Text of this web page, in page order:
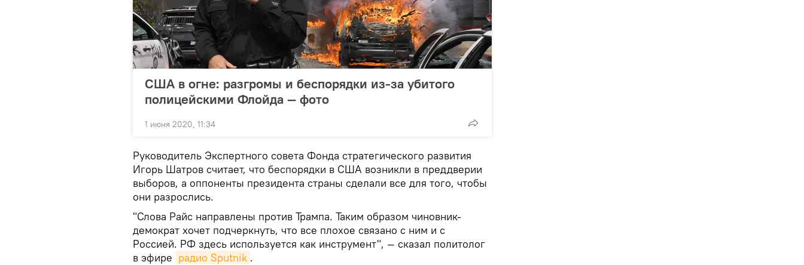
США в огне: разгромы и беспорядки из-за убитого
полицейскими Флойда — фото
1 июня 2020, 11:34
Руководитель Экспертного совета Фонда стратегического развития
Игорь Шатров считает, что беспорядки в США возникли в преддверии
выборов, а оппоненты президента страны сделали все для того, чтобы
они разрослись.
"Слова Райс направлены против Трампа. Таким образом чиновник-
демократ хочет подчеркнуть, что все плохое связано с ним и с
Россией. РФ здесь используется как инструмент", — сказал политолог
в эфире радио Sputnik .